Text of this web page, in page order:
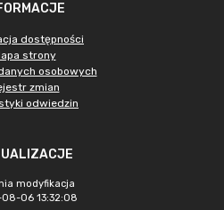
dostępności
strony
osobowych
zmian
odwiedzin
modyfikacja
06 13:32:08